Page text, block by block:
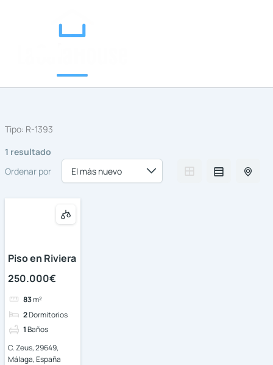
Tipo: R-1393
1 resultado
Ordenar por
Piso en Riviera
250.000€
83m²
2Dormitorios
1Baños
C. Zeus, 29649,
Málaga, España